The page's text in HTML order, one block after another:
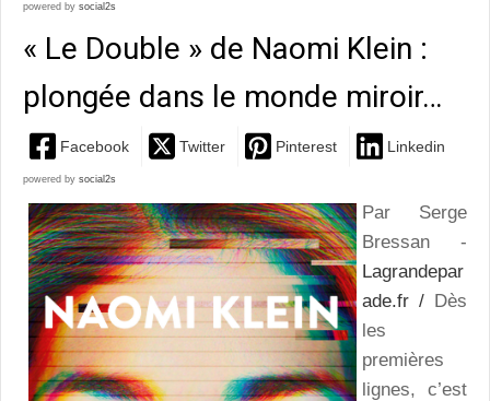
powered by social2s
« Le Double » de Naomi Klein :
plongée dans le monde miroir…
Facebook Twitter Pinterest Linkedin
powered by social2s
Par Serge
Bressan -
Lagrandepar
ade.fr / Dès
les
premières
lignes, c’est